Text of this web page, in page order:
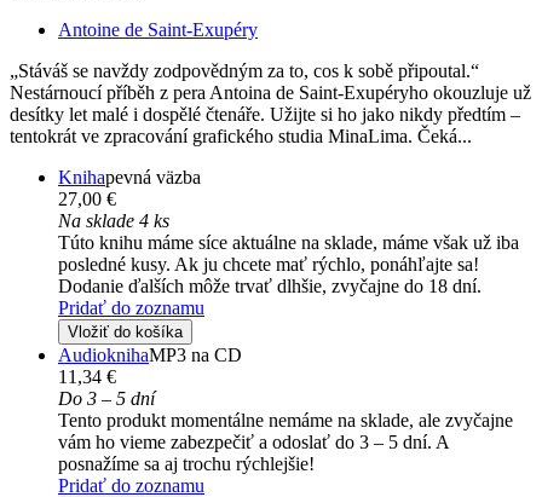
Antoine de Saint-Exupéry
„Stáváš se navždy zodpovědným za to, cos k sobě připoutal.“
Nestárnoucí příběh z pera Antoina de Saint-Exupéryho okouzluje už
desítky let malé i dospělé čtenáře. Užijte si ho jako nikdy předtím –
tentokrát ve zpracování grafického studia MinaLima. Čeká...
Knihapevná väzba
27,00 €
Na sklade 4 ks
Túto knihu máme síce aktuálne na sklade, máme však už iba
posledné kusy. Ak ju chcete mať rýchlo, ponáhľajte sa!
Dodanie ďalších môže trvať dlhšie, zvyčajne do 18 dní.
Pridať do zoznamu
Vložiť do košíka
AudioknihaMP3 na CD
11,34 €
Do 3 – 5 dní
Tento produkt momentálne nemáme na sklade, ale zvyčajne
vám ho vieme zabezpečiť a odoslať do 3 – 5 dní. A
posnažíme sa aj trochu rýchlejšie!
Pridať do zoznamu